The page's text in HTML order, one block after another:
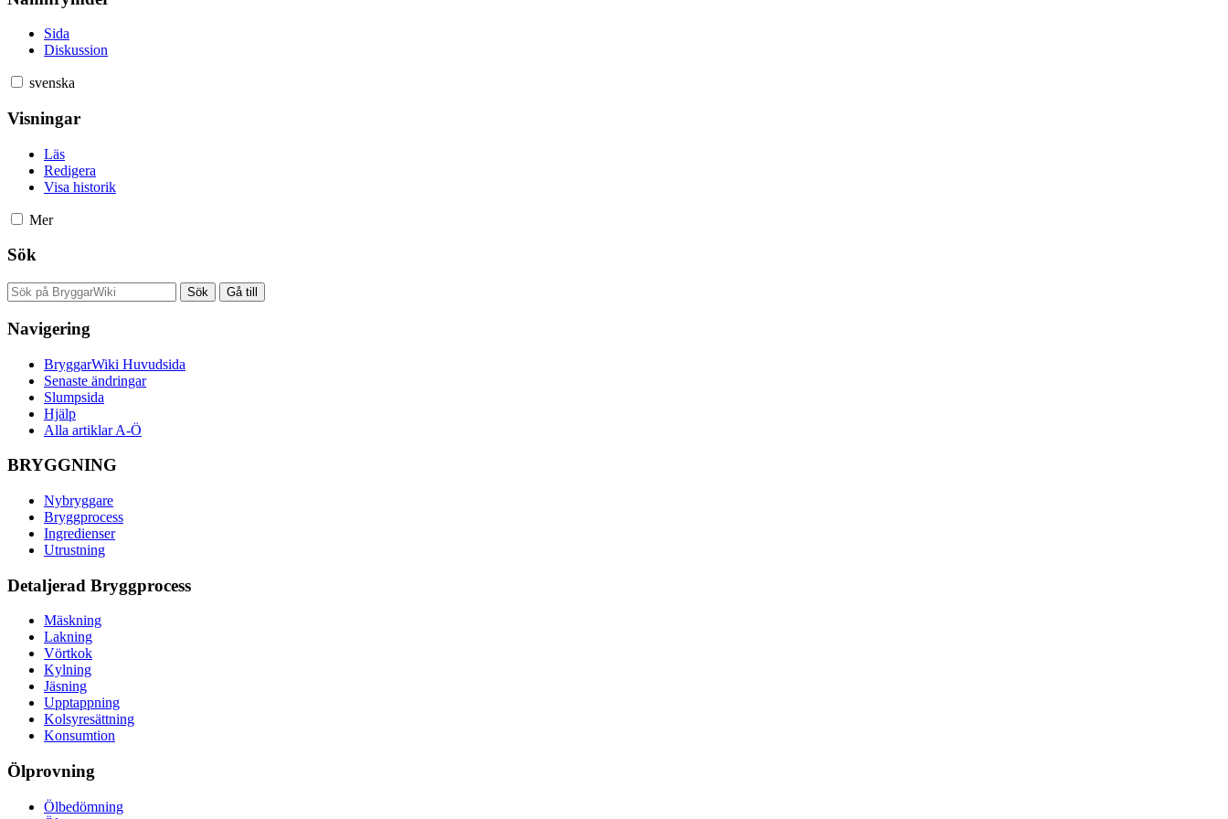
Sida
Diskussion
svenska
Visningar
Läs
Redigera
Visa historik
Mer
Sök
Navigering
BryggarWiki Huvudsida
Senaste ändringar
Slumpsida
Hjälp
Alla artiklar A-Ö
BRYGGNING
Nybryggare
Bryggprocess
Ingredienser
Utrustning
Detaljerad Bryggprocess
Mäskning
Lakning
Vörtkok
Kylning
Jäsning
Upptappning
Kolsyresättning
Konsumtion
Ölprovning
Ölbedömning